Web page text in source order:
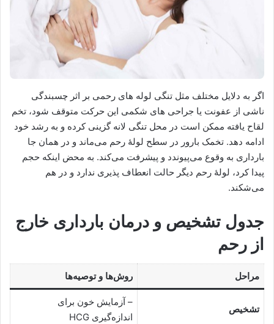
اگر به دلایل مختلف مثل تنگی لوله های رحمی بر اثر چسبندگی
ناشی از عفونت یا جراحی های شکمی این حرکت متوقف شود، تخم
لقاح یافته ممکن است در محل تنگی لانه گزینی کرده و به رشد خود
ادامه دهد. تخمک بارور در سطح لولۀ رحم می‌ماند و در همان جا
بارداری به وقوع می‌پیوندد و پیشرفت می‌کند. به محض اینکه حجم
پیدا کرد، لولۀ رحم دیگر حالت انعطاف پذیری ندارد و در هم
می‌شکند.
جدول تشخیص و درمان بارداری خارج
از رحم
مراحل روش‌ها و توصیه‌ها
تشخیص
– آزمایش خون برای
اندازه‌گیری HCG